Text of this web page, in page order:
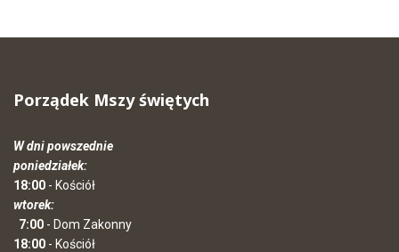
Porządek Mszy świętych
W dni powszednie
poniedziałek:
18:00 - Kościół
wtorek:
7:00 - Dom Zakonny
18:00 - Kościół